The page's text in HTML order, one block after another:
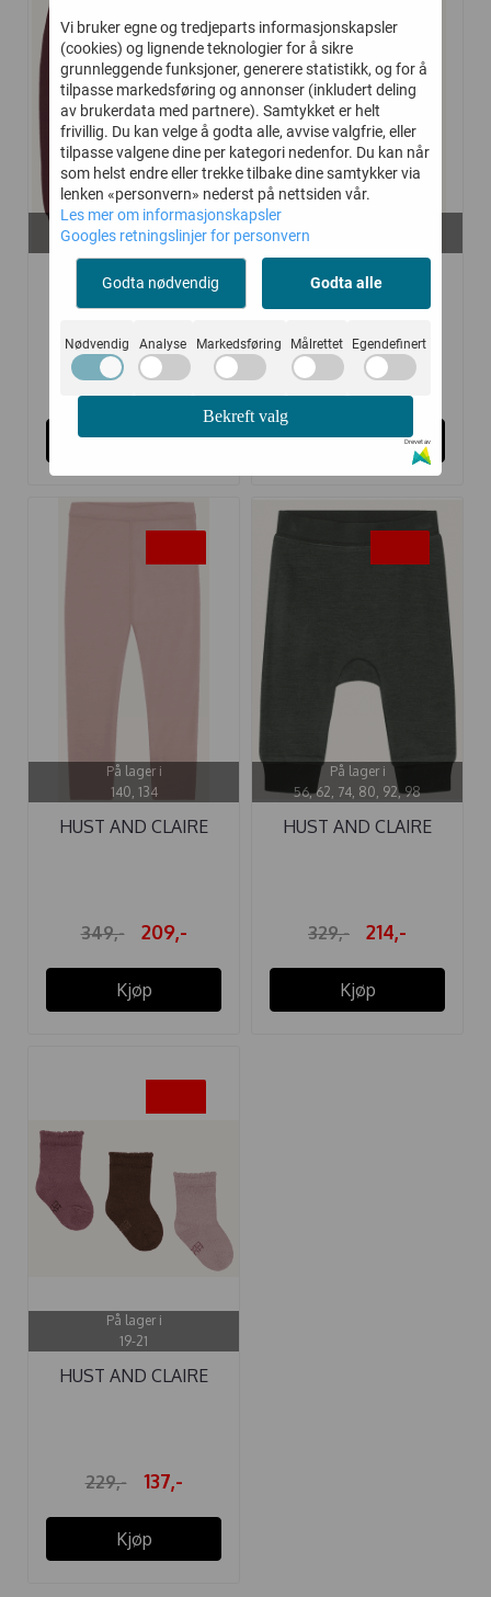
På lager i
56, 62, 68, 74
HUST AND CLAIRE
BUKSE ...
329,- 214,-
Kjøp
HUST AND CLAIRE
BUKSE ...
399,- 239,-
Kjøp
På lager i
140, 134
HUST AND CLAIRE
349,- 209,-
Kjøp
På lager i
56, 62, 74, 80, 92, 98
HUST AND CLAIRE
329,- 214,-
Kjøp
På lager i
19-21
HUST AND CLAIRE
229,- 137,-
Kjøp
Vi bruker egne og tredjeparts informasjonskapsler
(cookies) og lignende teknologier for å sikre
grunnleggende funksjoner, generere statistikk, og for å
tilpasse markedsføring og annonser (inkludert deling
av brukerdata med partnere). Samtykket er helt
frivillig. Du kan velge å godta alle, avvise valgfrie, eller
tilpasse valgene dine per kategori nedenfor. Du kan når
som helst endre eller trekke tilbake dine samtykker via
lenken «personvern» nederst på nettsiden vår.
Les mer om informasjonskapsler
Googles retningslinjer for personvern
Godta nødvendig Godta alle
Nødvendig Analyse Markedsføring Målrettet Egendefinert
Bekreft valg
Drevet av